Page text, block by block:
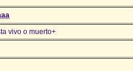
vivo o muerto+